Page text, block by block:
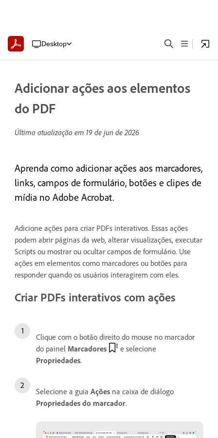
Desktop
Adicionar ações aos elementos
do PDF
Última atualização em 19 de jun de 2026
Aprenda como adicionar ações aos marcadores,
links, campos de formulário, botões e clipes de
mídia no Adobe Acrobat.
Adicione ações para criar PDFs interativos. Essas ações
podem abrir páginas da web, alterar visualizações, executar
Scripts ou mostrar ou ocultar campos de formulário. Use
ações em elementos como marcadores ou botões para
responder quando os usuários interagirem com eles.
Criar PDFs interativos com ações
Clique com o botão direito do mouse no marcador
do painel Marcadores
e selecione
Propriedades.
Selecione a guia Ações na caixa de diálogo
Propriedades do marcador.